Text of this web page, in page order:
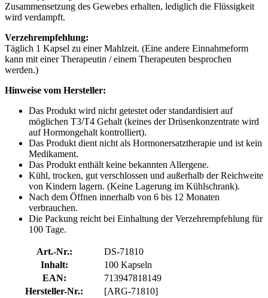
Zusammensetzung des Gewebes erhalten, lediglich die Flüssigkeit
wird verdampft.
Verzehrempfehlung:
Täglich 1 Kapsel zu einer Mahlzeit. (Eine andere Einnahmeform
kann mit einer Therapeutin / einem Therapeuten besprochen
werden.)
Hinweise vom Hersteller:
Das Produkt wird nicht getestet oder standardisiert auf
möglichen T3/T4 Gehalt (keines der Drüsenkonzentrate wird
auf Hormongehalt kontrolliert).
Das Produkt dient nicht als Hormonersatztherapie und ist kein
Medikament.
Das Produkt enthält keine bekannten Allergene.
Kühl, trocken, gut verschlossen und außerhalb der Reichweite
von Kindern lagern. (Keine Lagerung im Kühlschrank).
Nach dem Öffnen innerhalb von 6 bis 12 Monaten
verbrauchen.
Die Packung reicht bei Einhaltung der Verzehrempfehlung für
100 Tage.
Art.-Nr.:
DS-71810
Inhalt:
100 Kapseln
EAN:
713947818149
Hersteller-Nr.:
[ARG-71810]